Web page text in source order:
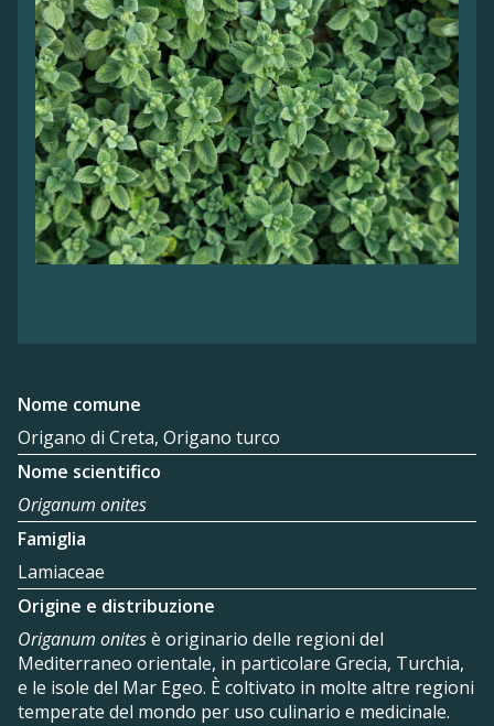
Nome comune
Origano di Creta, Origano turco
Nome scientifico
Origanum onites
Famiglia
Lamiaceae
Origine e distribuzione
Origanum onitesè originario delle regioni del
Mediterraneo orientale, in particolare Grecia, Turchia,
e le isole del Mar Egeo. È coltivato in molte altre regioni
temperate del mondo per uso culinario e medicinale.